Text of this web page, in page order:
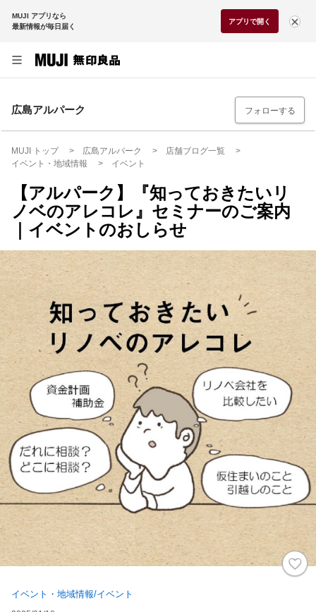
MUJI アプリなら
最新情報が毎日届く
アプリで開く
広島アルパーク フォローする
MUJI トップ 広島アルパーク
店舗ブログ一覧
イベント・地域情報
イベント
【アルパーク】『知っておきたいリ
ノベのアレコレ』セミナーのご案内
｜イベントのおしらせ
イベント・地域情報/イベント